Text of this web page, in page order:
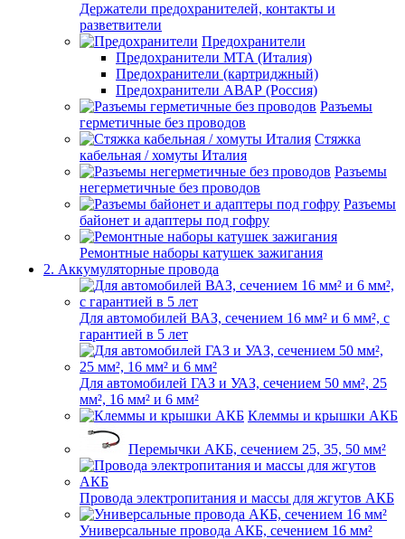
Держатели предохранителей, контакты и
разветвители
Предохранители
Предохранители MTA (Италия)
Предохранители (картриджный)
Предохранители АВАР (Россия)
Разъемы
герметичные без проводов
Стяжка
кабельная / хомуты Италия
Разъемы
негерметичные без проводов
Разъемы
байонет и адаптеры под гофру
Ремонтные наборы катушек зажигания
2. Аккумуляторные провода
Для автомобилей ВАЗ, сечением 16 мм² и 6 мм², с
гарантией в 5 лет
Для автомобилей ГАЗ и УАЗ, сечением 50 мм², 25
мм², 16 мм² и 6 мм²
Клеммы и крышки АКБ
Перемычки АКБ, сечением 25, 35, 50 мм²
Провода электропитания и массы для жгутов АКБ
Универсальные провода АКБ, сечением 16 мм²